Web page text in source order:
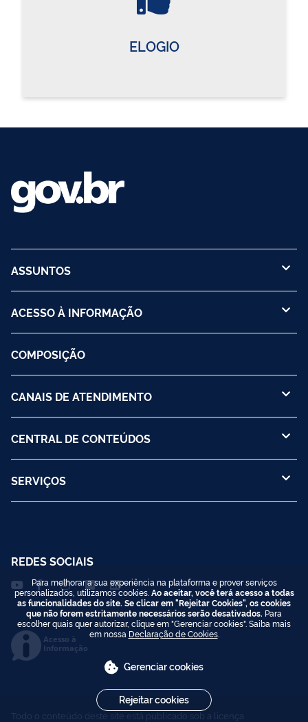
ELOGIO
ASSUNTOS
ACESSO À INFORMAÇÃO
COMPOSIÇÃO
CANAIS DE ATENDIMENTO
CENTRAL DE CONTEÚDOS
SERVIÇOS
REDES SOCIAIS
Acesso à
Informação
Todo o conteúdo deste site está publicado sob a licença
Para melhorar a sua experiência na plataforma e prover serviços
personalizados, utilizamos cookies. Ao aceitar, você terá acesso a todas
as funcionalidades do site. Se clicar em "Rejeitar Cookies", os cookies
que não forem estritamente necessários serão desativados. Para
escolher quais quer autorizar, clique em "Gerenciar cookies". Saiba mais
em nossa Declaração de Cookies.
Gerenciar cookies
Rejeitar cookies